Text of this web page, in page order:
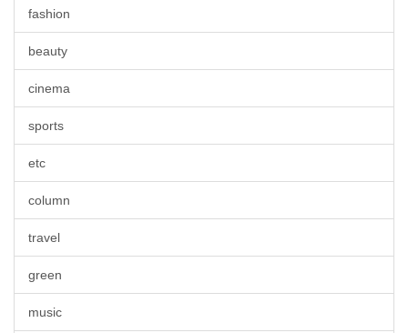
fashion
beauty
cinema
sports
etc
column
travel
green
music